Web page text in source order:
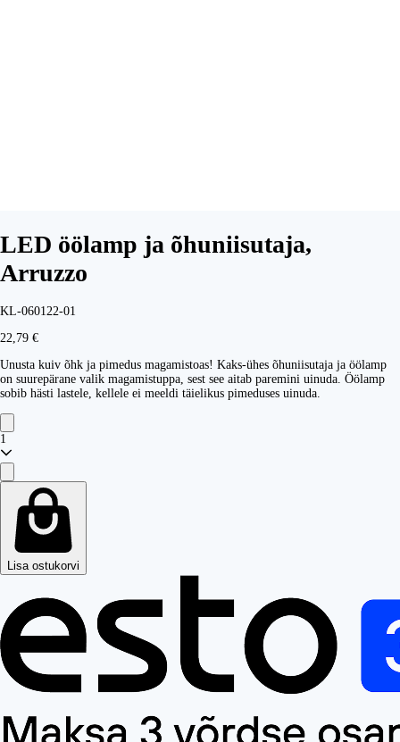
LED öölamp ja õhuniisutaja,
Arruzzo
KL-060122-01
22,79 €
Unusta kuiv õhk ja pimedus magamistoas! Kaks-ühes õhuniisutaja ja öölamp
on suurepärane valik magamistuppa, sest see aitab paremini uinuda. Öölamp
sobib hästi lastele, kellele ei meeldi täielikus pimeduses uinuda.
1
Lisa ostukorvi